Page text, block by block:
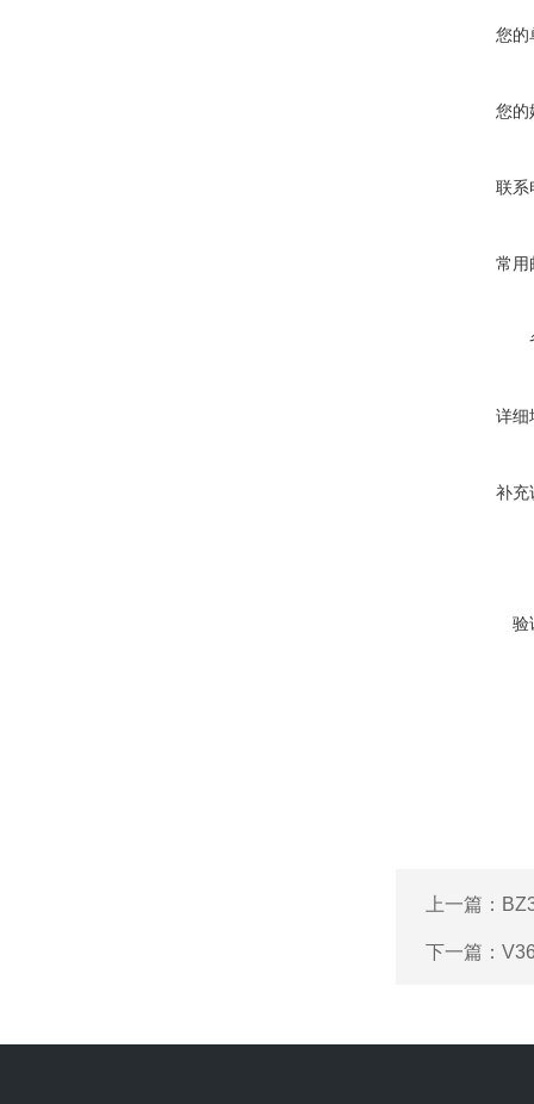
您的
您的
联系
常用
详细
补充
验
上一篇：
下一篇：